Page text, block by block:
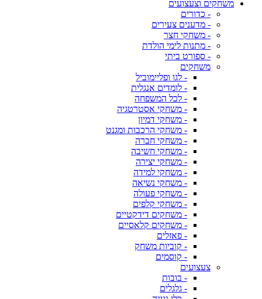
משחקים וצעצועים
- כדורים
- מדענים צעירים
- משחקי חצר
- מתנות לימי הולדת
- ספורט ביתי
משחקים
- לגו ופליימוביל
- לומדים אנגלית
- לכל המשפחה
- משחקי אסטרטגיה
- משחקי דמיון
- משחקי הרכבות ומגנט
- משחקי חברה
- משחקי חשיבה
- משחקי יצירה
- משחקי למידה
- משחקי נשיאה
- משחקי פעולה
- משחקי קלפים
- משחקים דידקטיים
- משחקים קלאסיים
- פאזלים
- קוביות משחק
- קוסמים
צעצועים
- בובות
- גלגלים